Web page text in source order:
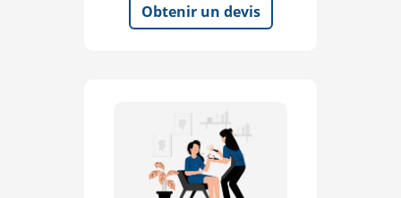
Obtenir un devis